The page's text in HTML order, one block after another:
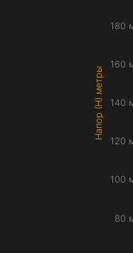
Напор (H) метры
80
100
120
140
160
180